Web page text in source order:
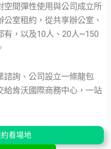
空間彈性使用與公司成立所
室租約，從共享辦公室、
有，以及10人、20人~150
諮詢、公司設立一條龍包
給肯沃國際商務中心，一站
看場地